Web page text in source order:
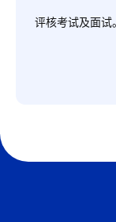
评核考试及面试